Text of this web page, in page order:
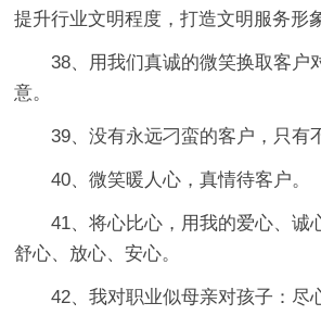
提升行业文明程度，打造文明服务形
38、用我们真诚的微笑换取客户
意。
39、没有永远刁蛮的客户，只有
40、微笑暖人心，真情待客户。
41、将心比心，用我的爱心、诚
舒心、放心、安心。
42、我对职业似母亲对孩子：尽